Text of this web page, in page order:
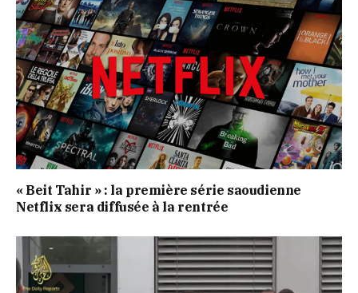
« Beit Tahir » : la première série saoudienne
Netflix sera diffusée à la rentrée